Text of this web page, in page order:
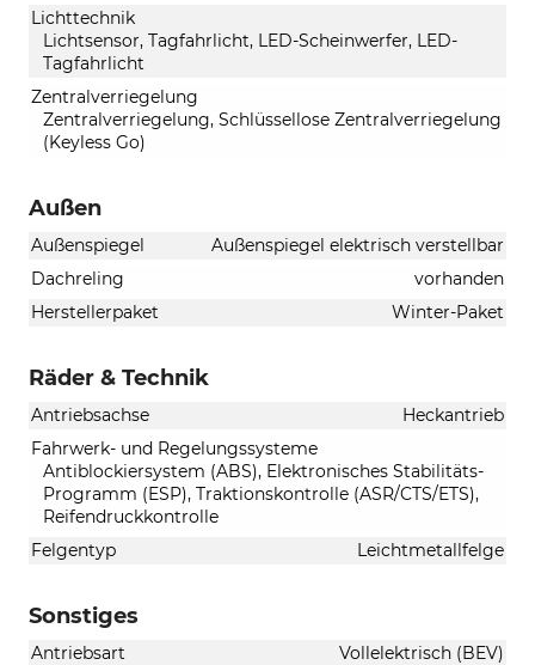
Lichttechnik
Lichtsensor, Tagfahrlicht, LED-Scheinwerfer, LED-
Tagfahrlicht
Zentralverriegelung
Zentralverriegelung, Schlüssellose Zentralverriegelung
(Keyless Go)
Außen
Außenspiegel
Außenspiegel elektrisch verstellbar
Dachreling
vorhanden
Herstellerpaket
Winter-Paket
Räder & Technik
Antriebsachse
Heckantrieb
Fahrwerk- und Regelungssysteme
Antiblockiersystem (ABS), Elektronisches Stabilitäts-
Programm (ESP), Traktionskontrolle (ASR/CTS/ETS),
Reifendruckkontrolle
Felgentyp
Leichtmetallfelge
Sonstiges
Antriebsart Vollelektrisch (BEV)